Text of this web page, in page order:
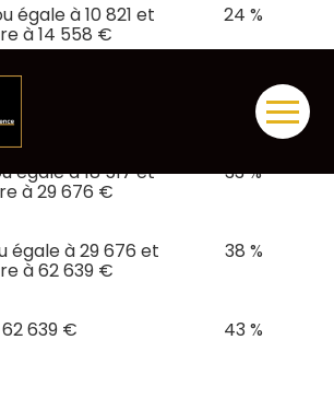
égale à 10 821 et
à 14 558 €
24 %
égale à 14 558 et
à 18 517 €
28 %
égale à 18 517 et
à 29 676 €
33 %
égale à 29 676 et
à 62 639 €
38 %
639 € 43 %